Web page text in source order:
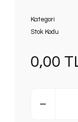
Kategori
Stok Kodu
0,00